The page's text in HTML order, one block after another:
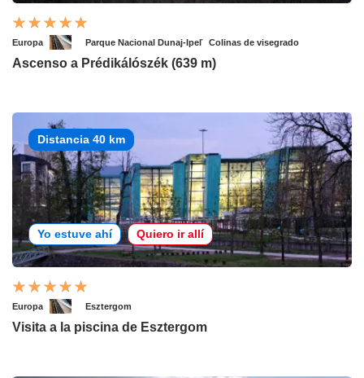
Europa Parque Nacional Dunaj-Ipeľ Colinas de visegrado
Ascenso a Prédikálószék (639 m)
Distancia 40 km
Yo estuve ahí Quiero ir allí
Europa Esztergom
Visita a la piscina de Esztergom